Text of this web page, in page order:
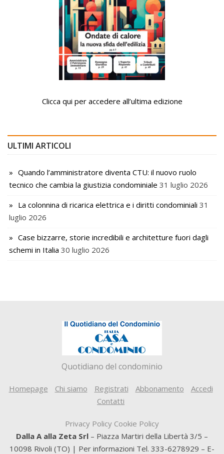
Clicca qui per accedere all’ultima edizione
ULTIMI ARTICOLI
Quando l’amministratore diventa CTU: il nuovo ruolo
tecnico che cambia la giustizia condominiale 31 luglio 2026
La colonnina di ricarica elettrica e i diritti condominiali 31
luglio 2026
Case bizzarre, storie incredibili e architetture fuori dagli
schemi in Italia 30 luglio 2026
Quotidiano del condominio
Homepage Chi siamo Registrati Abbonamento
Accedi
Contatti
Privacy Policy Cookie Policy
Dalla A alla Zeta Srl – Piazza Martiri della Libertà 3/5 –
10098 Rivoli (TO) | Per informazioni Tel. 333-6278929 – E-